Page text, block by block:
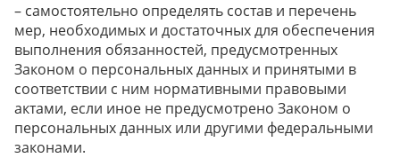
– самостоятельно определять состав и перечень
мер, необходимых и достаточных для обеспечения
выполнения обязанностей, предусмотренных
Законом о персональных данных и принятыми в
соответствии с ним нормативными правовыми
актами, если иное не предусмотрено Законом о
персональных данных или другими федеральными
законами.